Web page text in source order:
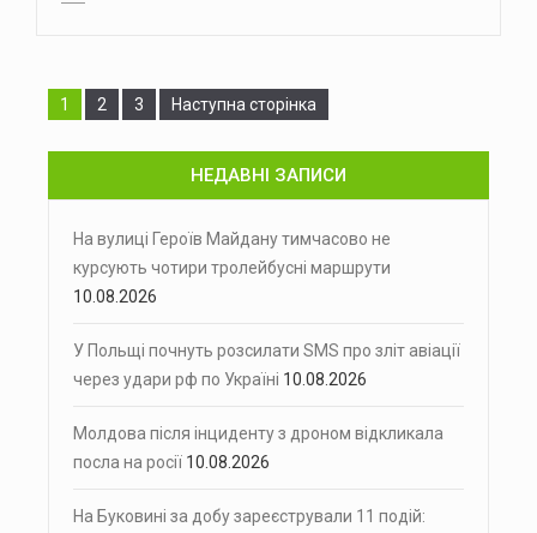
Сторінка
1 Сторінка
2 Сторінка
3 Наступна сторінка
НЕДАВНІ ЗАПИСИ
На вулиці Героїв Майдану тимчасово не
курсують чотири тролейбусні маршрути
10.08.2026
У Польщі почнуть розсилати SMS про зліт авіації
через удари рф по Україні 10.08.2026
Молдова після інциденту з дроном відкликала
посла на росії 10.08.2026
На Буковині за добу зареєстрували 11 подій: